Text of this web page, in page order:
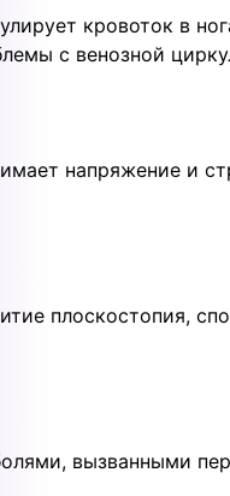
кровоток в
с венозной
напряжение и
плоскостопия,
вызванными